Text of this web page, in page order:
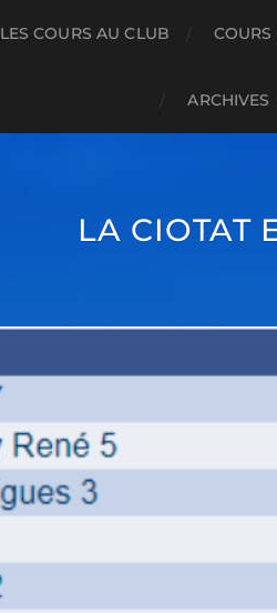
LES COURS AU CLUB COURS
ARCHIVES
LA CIOTAT